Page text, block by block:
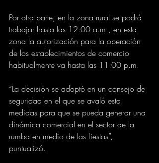
Por otra parte, en la zona rural se podrá
trabajar hasta las 12:00 a.m., en esta
zona la autorización para la operación
de los establecimientos de comercio
habitualmente va hasta las 11:00 p.m.
“La decisión se adoptó en un consejo de
seguridad en el que se avaló esta
medidas para que se pueda generar una
dinámica comercial en el sector de la
rumba en medio de las fiestas”,
puntualizó.